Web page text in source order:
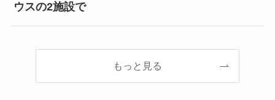
ウスの2施設で
もっと見る